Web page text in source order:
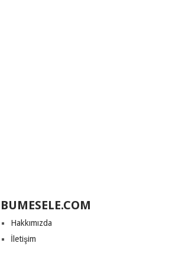
BUMESELE.COM
Hakkımızda
İletişim